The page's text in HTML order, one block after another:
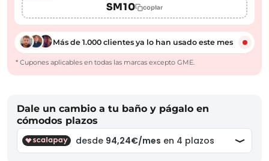
SM10 copiar
Más de 1.000 clientes ya lo han usado este mes
* Cupones aplicables en todas las marcas excepto GME.
Dale un cambio a tu baño y págalo en
cómodos plazos